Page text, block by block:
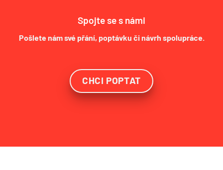
Spojte se s námi
Pošlete nám své přání, poptávku či návrh spolupráce.
CHCI POPTAT